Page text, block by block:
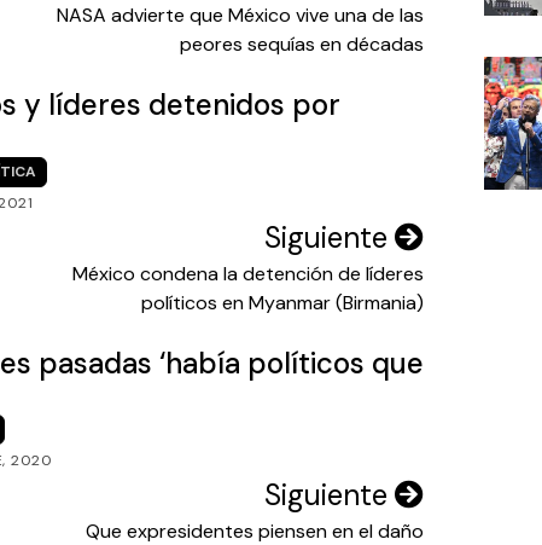
NASA advierte que México vive una de las
peores sequías en décadas
y líderes detenidos por
Siguiente
México condena la detención de líderes
políticos en Myanmar (Birmania)
pasadas ‘había políticos que
2020
Siguiente
Que expresidentes piensen en el daño